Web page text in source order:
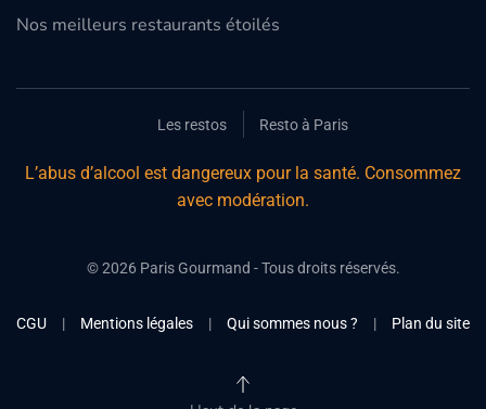
Nos meilleurs restaurants étoilés
Les restos Resto à Paris
L’abus d’alcool est dangereux pour la santé. Consommez
avec modération.
©2026Paris Gourmand - Tous droits réservés.
CGU | Mentions légales | Qui sommes nous ? | Plan du site